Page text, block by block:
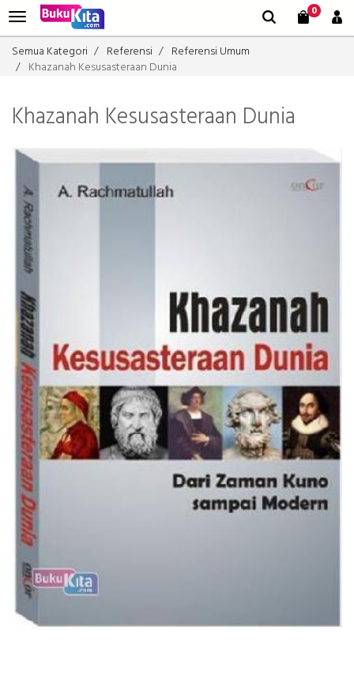
0
Semua Kategori Referensi
Referensi Umum
Khazanah Kesusasteraan Dunia
Khazanah Kesusasteraan Dunia